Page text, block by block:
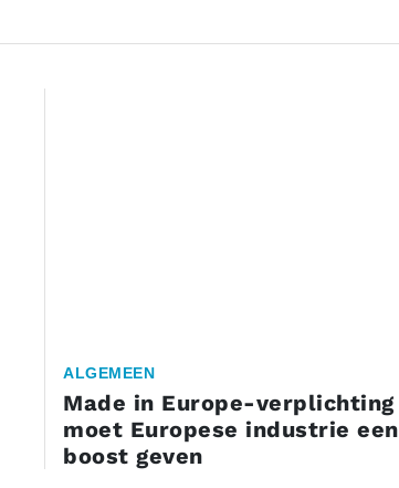
ALGEMEEN
Made in Europe-verplichting
moet Europese industrie een
boost geven